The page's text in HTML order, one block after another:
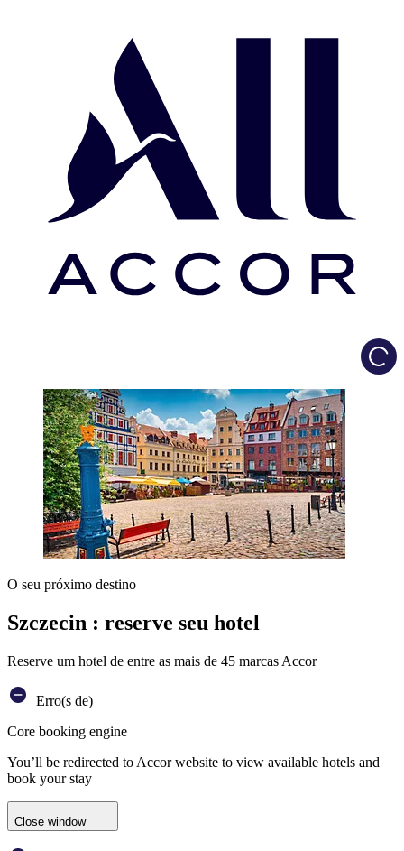
O seu próximo destino
Szczecin : reserve seu hotel
Reserve um hotel de entre as mais de 45 marcas Accor
Erro(s de)
Core booking engine
You’ll be redirected to Accor website to view available hotels and
book your stay
Close window